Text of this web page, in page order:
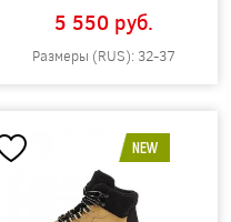
5 550 pуб.
Размеры (RUS): 32-37
NEW